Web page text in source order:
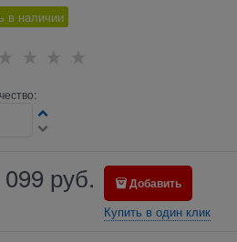
в наличии
руб. Добавить
Купить в один клик